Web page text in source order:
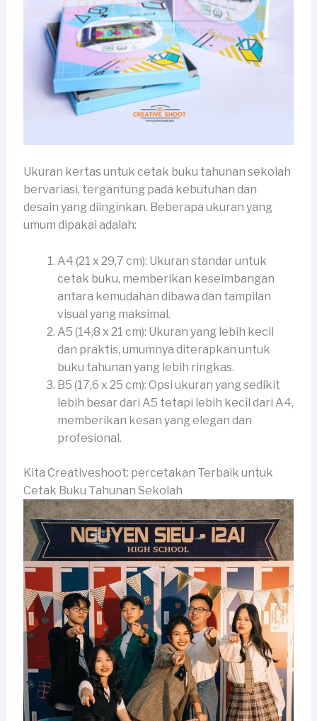
Ukuran kertas untuk cetak buku tahunan sekolah
bervariasi, tergantung pada kebutuhan dan
desain yang diinginkan. Beberapa ukuran yang
umum dipakai adalah:
A4 (21 x 29,7 cm): Ukuran standar untuk
cetak buku, memberikan keseimbangan
antara kemudahan dibawa dan tampilan
visual yang maksimal.
A5 (14,8 x 21 cm): Ukuran yang lebih kecil
dan praktis, umumnya diterapkan untuk
buku tahunan yang lebih ringkas.
B5 (17,6 x 25 cm): Opsi ukuran yang sedikit
lebih besar dari A5 tetapi lebih kecil dari A4,
memberikan kesan yang elegan dan
profesional.
Kita Creativeshoot: percetakan Terbaik untuk
Cetak Buku Tahunan Sekolah